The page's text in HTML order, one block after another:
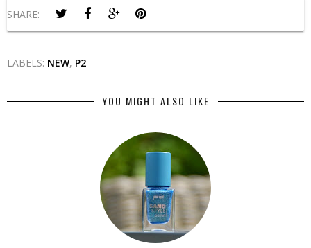
SHARE:
LABELS: NEW, P2
YOU MIGHT ALSO LIKE